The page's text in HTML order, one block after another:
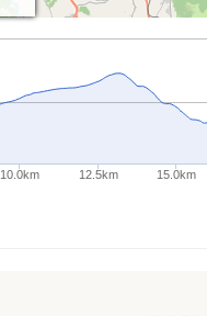
10.0km 12.5km 15.0km